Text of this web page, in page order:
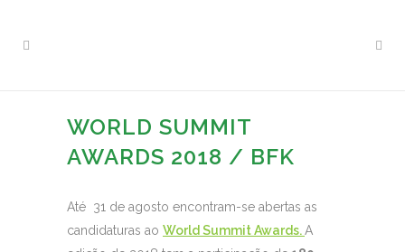
WORLD SUMMIT
AWARDS 2018 / BFK
Até 31 de agosto encontram-se abertas as
candidaturas ao World Summit Awards.A